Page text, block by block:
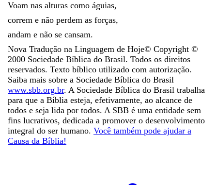
Voam nas alturas como águias,
correm e não perdem as forças,
andam e não se cansam.
Nova Tradução na Linguagem de Hoje© Copyright ©
2000 Sociedade Bíblica do Brasil. Todos os direitos
reservados. Texto bíblico utilizado com autorização.
Saiba mais sobre a Sociedade Bíblica do Brasil
www.sbb.org.br. A Sociedade Bíblica do Brasil trabalha
para que a Bíblia esteja, efetivamente, ao alcance de
todos e seja lida por todos. A SBB é uma entidade sem
fins lucrativos, dedicada a promover o desenvolvimento
integral do ser humano. Você também pode ajudar a
Causa da Bíblia!